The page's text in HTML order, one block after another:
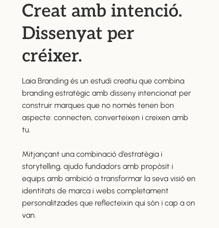
Creat amb intenció.
Dissenyat per
créixer.
Laia Branding és un estudi creatiu que combina
branding estratègic amb disseny intencionat per
construir marques que no només tenen bon
aspecte: connecten, converteixen i creixen amb
tu.
Mitjançant una combinació d’estratègia i
storytelling, ajudo fundadors amb propòsit i
equips amb ambició a transformar la seva visió en
identitats de marca i webs completament
personalitzades que reflecteixin qui són i cap a on
van.